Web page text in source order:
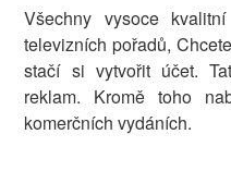
Všechny vysoce
televizních pořadů,
stačí si vytvořit účet.
reklam. Kromě toho
komerčních vydáních.